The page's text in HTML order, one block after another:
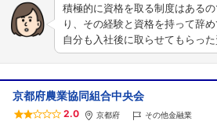
積極的に資格を取る制度はある
り、その経験と資格を持って辞め
自分も入社後に取らせてもらっ
京都府農業協同組合中央会
2.0 京都府 その他金融業